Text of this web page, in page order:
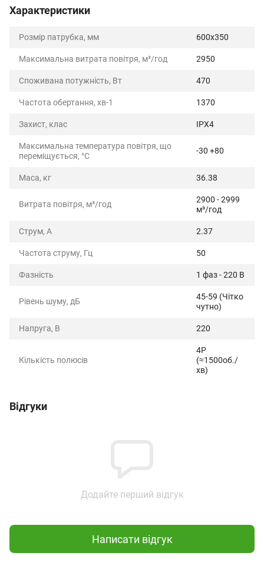
Характеристики
Розмір патрубка, мм 600x350
Максимальна витрата повітря, м³/год 2950
Споживана потужність, Вт 470
Частота обертання, хв-1 1370
Захист, клас IPX4
Максимальна температура повітря, що
переміщується, °C
-30 +80
Маса, кг 36.38
Витрата повітря, м³/год
2900 - 2999
м³/год
Струм, А 2.37
Частота струму, Гц 50
Фазність 1 фаз - 220 В
Рівень шуму, дБ
45-59 (Чітко
чутно)
Напруга, В 220
Кількість полюсів
4P
(≈1500об./
хв)
Відгуки
Додайте перший відгук
Написати відгук